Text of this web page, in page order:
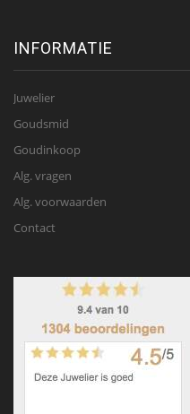
INFORMATIE
Juwelier
Goudsmid
Goudinkoop
Alg. vragen
Alg. voorwaarden
Contact